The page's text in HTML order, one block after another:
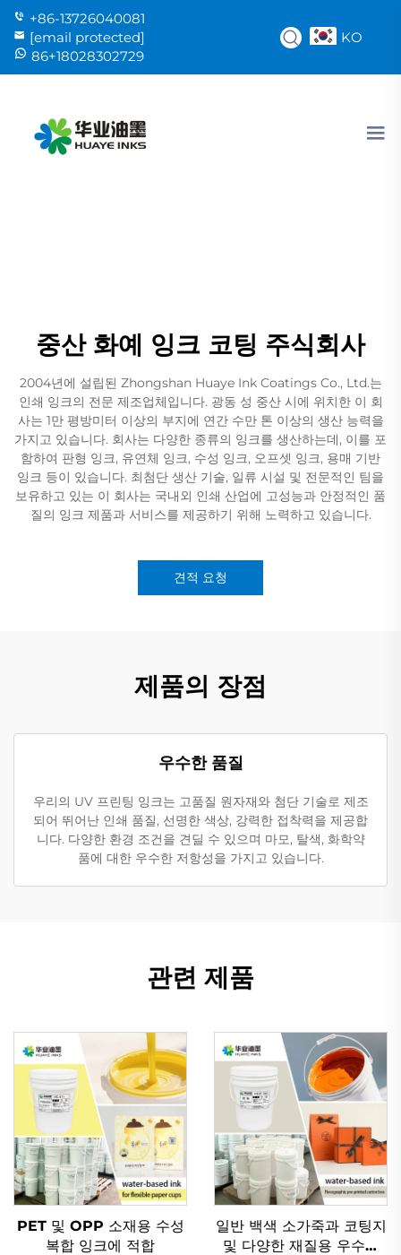
+86-13726040081
[email protected]
86+18028302729
KO
중산 화예 잉크 코팅 주식회사
2004년에 설립된 Zhongshan Huaye Ink Coatings Co., Ltd.는
인쇄 잉크의 전문 제조업체입니다. 광동 성 중산 시에 위치한 이 회
사는 1만 평방미터 이상의 부지에 연간 수만 톤 이상의 생산 능력을
가지고 있습니다. 회사는 다양한 종류의 잉크를 생산하는데, 이를 포
함하여 판형 잉크, 유연체 잉크, 수성 잉크, 오프셋 잉크, 용매 기반
잉크 등이 있습니다. 최첨단 생산 기술, 일류 시설 및 전문적인 팀을
보유하고 있는 이 회사는 국내외 인쇄 산업에 고성능과 안정적인 품
질의 잉크 제품과 서비스를 제공하기 위해 노력하고 있습니다.
견적 요청
제품의 장점
우수한 품질
우리의 UV 프린팅 잉크는 고품질 원자재와 첨단 기술로 제조
되어 뛰어난 인쇄 품질, 선명한 색상, 강력한 접착력을 제공합
니다. 다양한 환경 조건을 견딜 수 있으며 마모, 탈색, 화학약
품에 대한 우수한 저항성을 가지고 있습니다.
관련 제품
PET 및 OPP 소재용 수성
복합 잉크에 적합
일반 백색 소가죽과 코팅지
및 다양한 재질용 우수한